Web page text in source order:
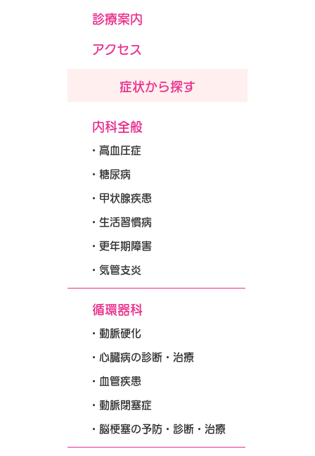
診療案内
アクセス
症状から探す
内科全般
高血圧症
糖尿病
甲状腺疾患
生活習慣病
更年期障害
気管支炎
循環器科
動脈硬化
心臓病の診断・治療
血管疾患
動脈閉塞症
脳梗塞の予防・診断・治療